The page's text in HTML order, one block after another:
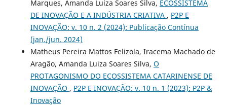
Marques, Amanda Luiza Soares Silva, ECOSSISTEMA
DE INOVAÇÃO E A INDÚSTRIA CRIATIVA , P2P E
INOVAÇÃO: v. 10 n. 2 (2024): Publicação Contínua
(jan./jun. 2024)
Matheus Pereira Mattos Felizola, Iracema Machado de
Aragão, Amanda Luiza Soares Silva, O
PROTAGONISMO DO ECOSSISTEMA CATARINENSE DE
INOVAÇÃO , P2P E INOVAÇÃO: v. 10 n. 1 (2023): P2P &
Inovação